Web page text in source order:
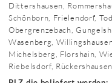
Dittershausen,
Schönborn, Frielendorf,
Obergrenzebach,
Wasenberg,
Michelsberg, Florshain,
Riebelsdorf,